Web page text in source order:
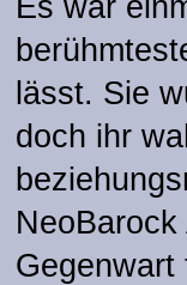
Es war
lässt. Sie
doch ihr
Gegenwart